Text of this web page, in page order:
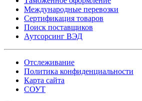
Международные перевозки
Сертификация товаров
Поиск поставщиков
Аутсорсинг ВЭД
Отслеживание
Политика конфиденциальности
Карта сайта
СОУТ